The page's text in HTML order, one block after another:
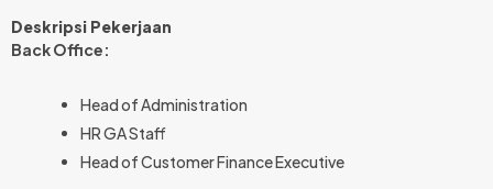
Deskripsi Pekerjaan
Back Office:
Head of Administration
⁠HR GA Staff
⁠Head of Customer Finance Executive